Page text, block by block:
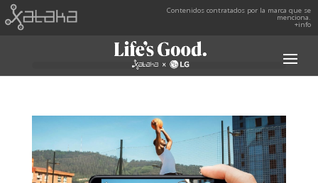
Contenidos contratados por la marca que se
menciona.
+info